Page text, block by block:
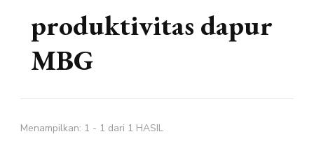
produktivitas dapur
MBG
Menampilkan: 1 - 1 dari 1 HASIL